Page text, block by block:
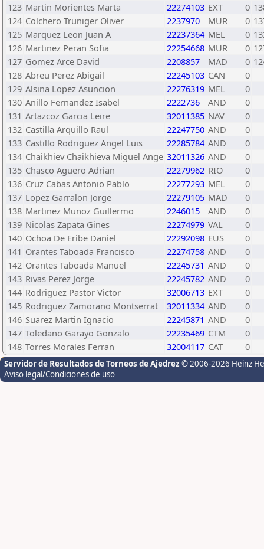
123 Martin Morientes Marta 22274103 EXT 0
124 Colchero Truniger Oliver 2237970 MUR 0
125 Marquez Leon Juan A 22237364 MEL 0
126 Martinez Peran Sofia 22254668 MUR 0
127 Gomez Arce David 2208857 MAD 0
128 Abreu Perez Abigail 22245103 CAN
0
129 Alsina Lopez Asuncion 22276319 MEL
0
130 Anillo Fernandez Isabel 2222736 AND
0
131 Artazcoz Garcia Leire 32011385 NAV
0
132 Castilla Arquillo Raul 22247750 AND
0
133 Castillo Rodriguez Angel Luis 22285784 AND
0
134 Chaikhiev Chaikhieva Miguel Ange 32011326 AND
0
135 Chasco Aguero Adrian 22279962 RIO
0
136 Cruz Cabas Antonio Pablo 22277293 MEL
0
137 Lopez Garralon Jorge 22279105 MAD
0
138 Martinez Munoz Guillermo 2246015 AND
0
139 Nicolas Zapata Gines 22274979 VAL
0
140 Ochoa De Eribe Daniel 22292098 EUS
0
141 Orantes Taboada Francisco 22274758 AND
0
142 Orantes Taboada Manuel 22245731 AND
0
143 Rivas Perez Jorge 22245782 AND
0
144 Rodriguez Pastor Victor 32006713 EXT
0
145 Rodriguez Zamorano Montserrat 32011334 AND
0
146 Suarez Martin Ignacio 22245871 AND
0
147 Toledano Garayo Gonzalo 22235469 CTM
0
148 Torres Morales Ferran 32004117 CAT 0
Servidor de Resultados de Torneos de Ajedrez © 2006-2026 Heinz
Aviso legal/Condiciones de uso